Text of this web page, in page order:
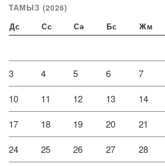
ТАМЫЗ (2026)
Дс Сс Сә Бс Жм
3 4 5 6 7
10 11 12 13 14
17 18 19 20 21
24 25 26 27 28